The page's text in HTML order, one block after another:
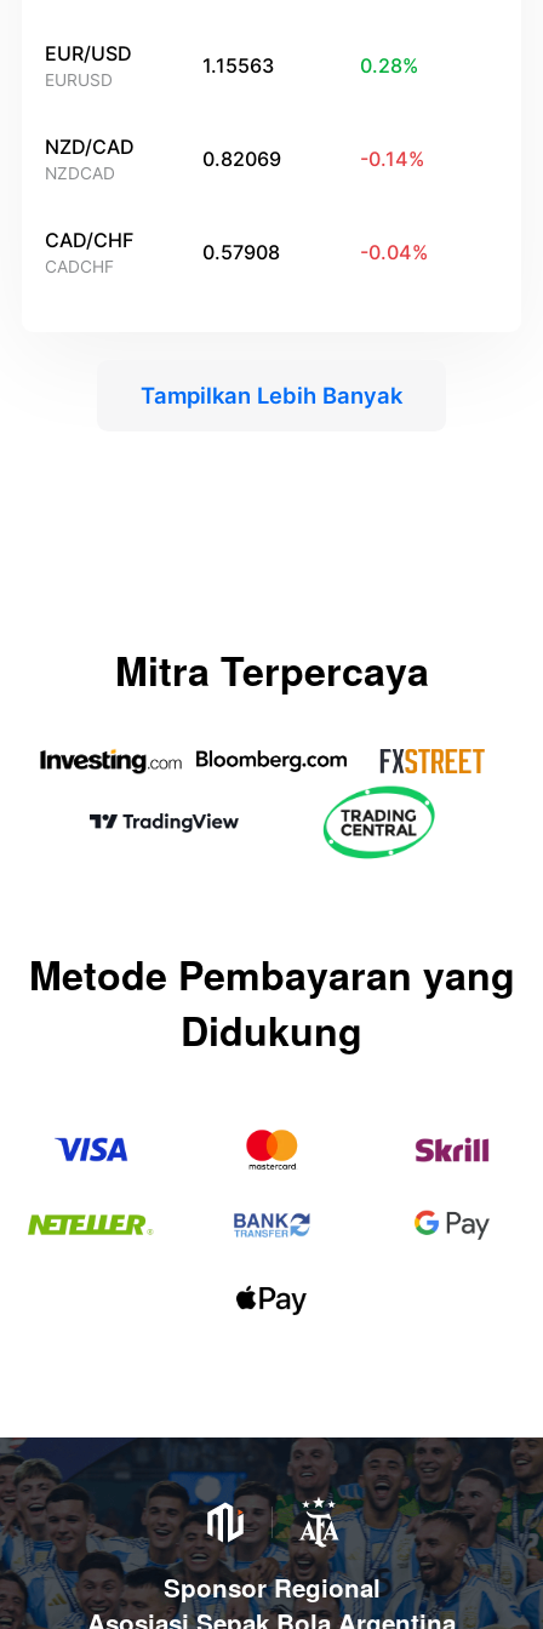
EUR/USD
EURUSD
1.15563 0.28%
NZD/CAD
NZDCAD
0.82069 -0.14%
CAD/CHF
CADCHF
0.57908 -0.04%
Tampilkan Lebih Banyak
Mitra Terpercaya
Metode Pembayaran yang
Didukung
Sponsor Regional
Asosiasi Sepak Bola Argentina